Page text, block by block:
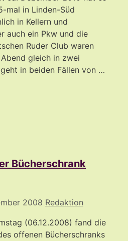
mal in Linden-Süd
in Kellern und
auch ein Pkw und die
Ruder Club waren
gleich in zwei
in beiden Fällen von …
Bücherschrank
2008 Redaktion
(06.12.2008) fand die
offenen Bücherschranks